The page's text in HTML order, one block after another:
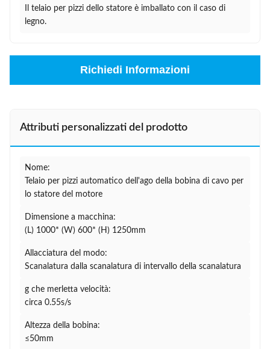
Il telaio per pizzi dello statore è imballato con il caso di
legno.
Richiedi Informazioni
Attributi personalizzati del prodotto
Nome:
Telaio per pizzi automatico dell'ago della bobina di cavo per
lo statore del motore
Dimensione a macchina:
(L) 1000* (W) 600* (H) 1250mm
Allacciatura del modo:
Scanalatura dalla scanalatura di intervallo della scanalatura
g che merletta velocità:
circa 0.55s/s
Altezza della bobina:
≤50mm